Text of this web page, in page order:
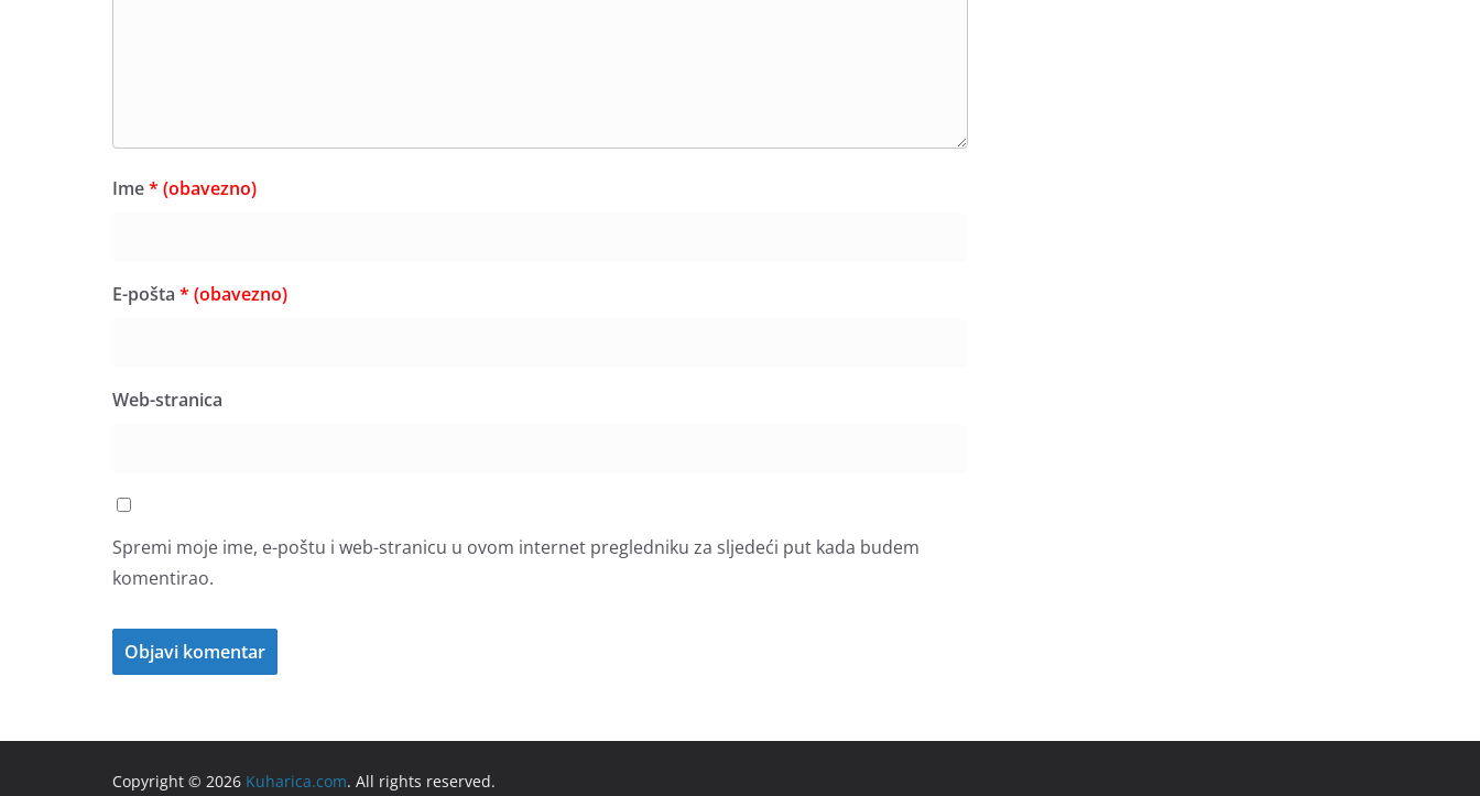
Ime* (obavezno)
E-pošta * (obavezno)
Web-stranica
Spremi moje ime, e-poštu i web-stranicu u ovom internet pregledniku za sljedeći put kada budem
komentirao.
Copyright © 2026 Kuharica.com. All rights reserved.